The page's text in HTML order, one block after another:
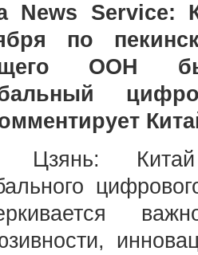
News Service:
по
ООН
Цзянь: Китай